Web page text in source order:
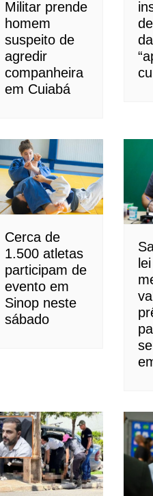
Militar prende
homem
suspeito de
agredir
companheira
em Cuiabá
Cerca de
1.500 atletas
participam de
evento em
Sinop neste
sábado